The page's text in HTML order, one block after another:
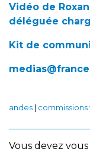
Vidéo de
déléguée
Kit de
andes
Vous devez